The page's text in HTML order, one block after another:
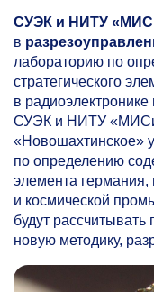
СУЭК и НИТУ
в
лабораторию по
стратегического
в
СУЭК и НИТУ
«Новошахтинское»
по определению
элемента германия,
и космической
будут
новую методику,